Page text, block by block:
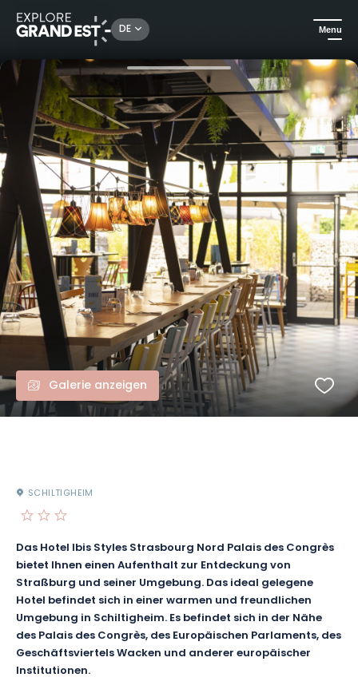
DE Menu
Sehenswertes in der Region Grand Est Entdeckungsreise in Straßburg und Umgebung - Ibis Styles Strasbourg Nord Palais des Congrès
Galerie anzeigen
SCHILTIGHEIM
Das Hotel Ibis Styles Strasbourg Nord Palais des Congrès
bietet Ihnen einen Aufenthalt zur Entdeckung von
Straßburg und seiner Umgebung. Das ideal gelegene
Hotel befindet sich in einer warmen und freundlichen
Umgebung in Schiltigheim. Es befindet sich in der Nähe
des Palais des Congrès, des Europäischen Parlaments, des
Geschäftsviertels Wacken und anderer europäischer
Institutionen.